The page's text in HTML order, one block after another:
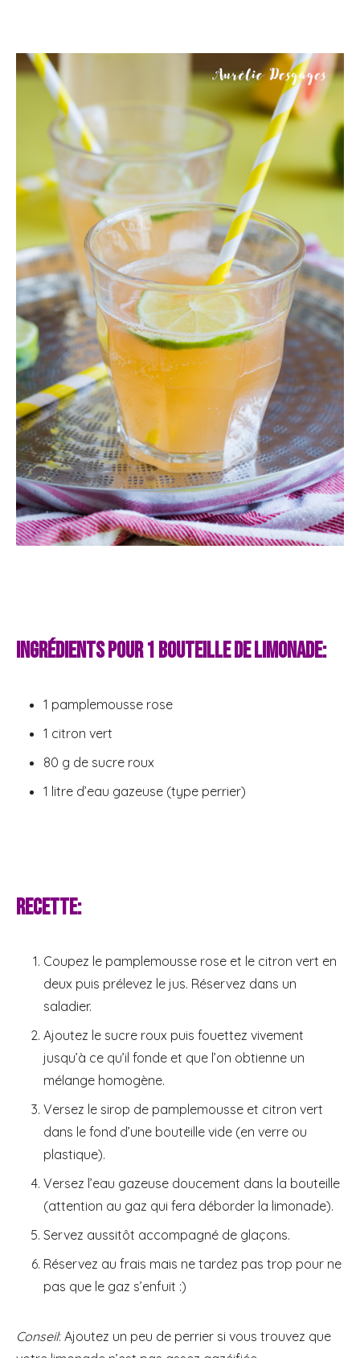
Ingrédients pour 1 bouteille de limonade:
1 pamplemousse rose
1 citron vert
80 g de sucre roux
1 litre d’eau gazeuse (type perrier)
Recette:
Coupez le pamplemousse rose et le citron vert en
deux puis prélevez le jus. Réservez dans un
saladier.
Ajoutez le sucre roux puis fouettez vivement
jusqu’à ce qu’il fonde et que l’on obtienne un
mélange homogène.
Versez le sirop de pamplemousse et citron vert
dans le fond d’une bouteille vide (en verre ou
plastique).
Versez l’eau gazeuse doucement dans la bouteille
(attention au gaz qui fera déborder la limonade).
Servez aussitôt accompagné de glaçons.
Réservez au frais mais ne tardez pas trop pour ne
pas que le gaz s’enfuit :)
Conseil: Ajoutez un peu de perrier si vous trouvez que